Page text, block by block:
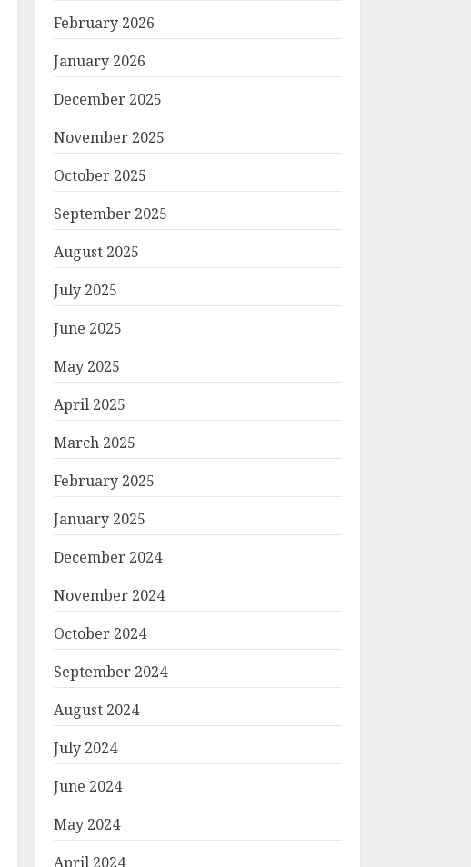
February 2026
January 2026
December 2025
November 2025
October 2025
September 2025
August 2025
July 2025
June 2025
May 2025
April 2025
March 2025
February 2025
January 2025
December 2024
November 2024
October 2024
September 2024
August 2024
July 2024
June 2024
May 2024
April 2024